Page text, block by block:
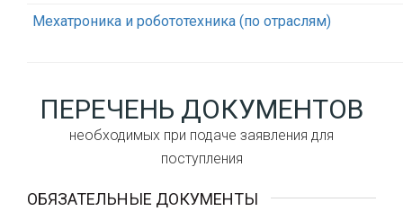
Мехатроника и робототехника (по отраслям)
ПЕРЕЧЕНЬ ДОКУМЕНТОВ
необходимых при подаче заявления для
поступления
ОБЯЗАТЕЛЬНЫЕ ДОКУМЕНТЫ